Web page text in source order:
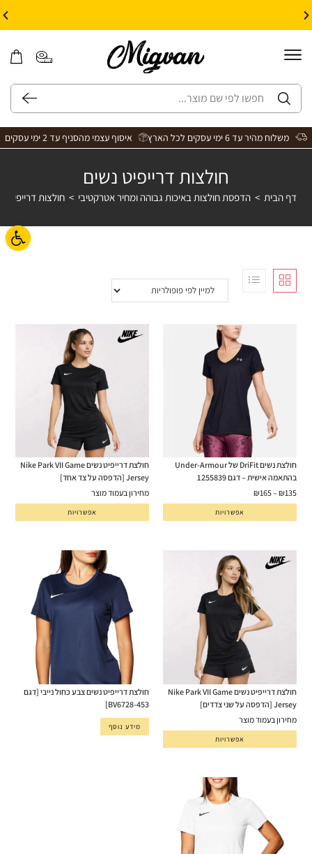
משלוח מהיר עד 6 ימי עסקים לכל הארץ איסוף עצמי מהסניף עד 2 ימי עסקים
חולצות דרייפיט נשים
דף הבית > הדפסת חולצות באיכות גבוהה ומחיר אטרקטיבי > חולצות דרייפיט
חולצת נשים DriFit של Under-Armour
בהתאמה אישית – דגם 1255839
₪135
–
₪165
אפשרויות
חולצת דרייפיט נשים Nike Park VII Game
Jersey [הדפסה על צד אחד]
מחירון בעמוד מוצר
אפשרויות
חולצת דרייפיט נשים Nike Park VII Game
Jersey [הדפסה על שני צדדים]
מחירון בעמוד מוצר
אפשרויות
חולצת דרייפיט נשים צבע כחול נייבי [דגם
BV6728-453]
מידע נוסף
פתח